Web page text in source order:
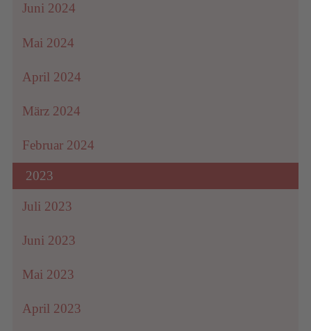
Juni 2024
Mai 2024
April 2024
März 2024
Februar 2024
2023
Juli 2023
Juni 2023
Mai 2023
April 2023